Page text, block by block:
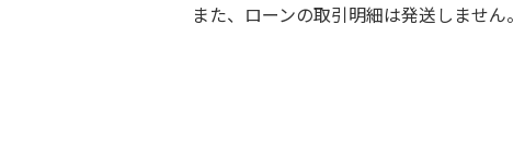
また、ローンの取引明細は発送しません